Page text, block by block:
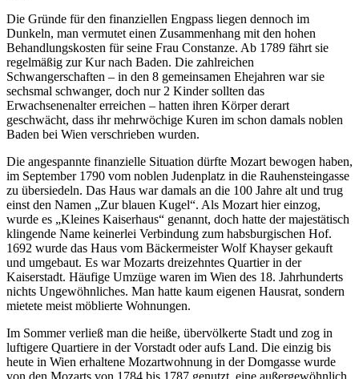
Die Gründe für den finanziellen Engpass liegen dennoch im
Dunkeln, man vermutet einen Zusammenhang mit den hohen
Behandlungskosten für seine Frau Constanze. Ab 1789 fährt sie
regelmäßig zur Kur nach Baden. Die zahlreichen
Schwangerschaften – in den 8 gemeinsamen Ehejahren war sie
sechsmal schwanger, doch nur 2 Kinder sollten das
Erwachsenenalter erreichen – hatten ihren Körper derart
geschwächt, dass ihr mehrwöchige Kuren im schon damals noblen
Baden bei Wien verschrieben wurden.
Die angespannte finanzielle Situation dürfte Mozart bewogen haben,
im September 1790 vom noblen Judenplatz in die Rauhensteingasse
zu übersiedeln. Das Haus war damals an die 100 Jahre alt und trug
einst den Namen „Zur blauen Kugel“. Als Mozart hier einzog,
wurde es „Kleines Kaiserhaus“ genannt, doch hatte der majestätisch
klingende Name keinerlei Verbindung zum habsburgischen Hof.
1692 wurde das Haus vom Bäckermeister Wolf Khayser gekauft
und umgebaut. Es war Mozarts dreizehntes Quartier in der
Kaiserstadt. Häufige Umzüge waren im Wien des 18. Jahrhunderts
nichts Ungewöhnliches. Man hatte kaum eigenen Hausrat, sondern
mietete meist möblierte Wohnungen.
Im Sommer verließ man die heiße, übervölkerte Stadt und zog in
luftigere Quartiere in der Vorstadt oder aufs Land. Die einzig bis
heute in Wien erhaltene Mozartwohnung in der Domgasse wurde